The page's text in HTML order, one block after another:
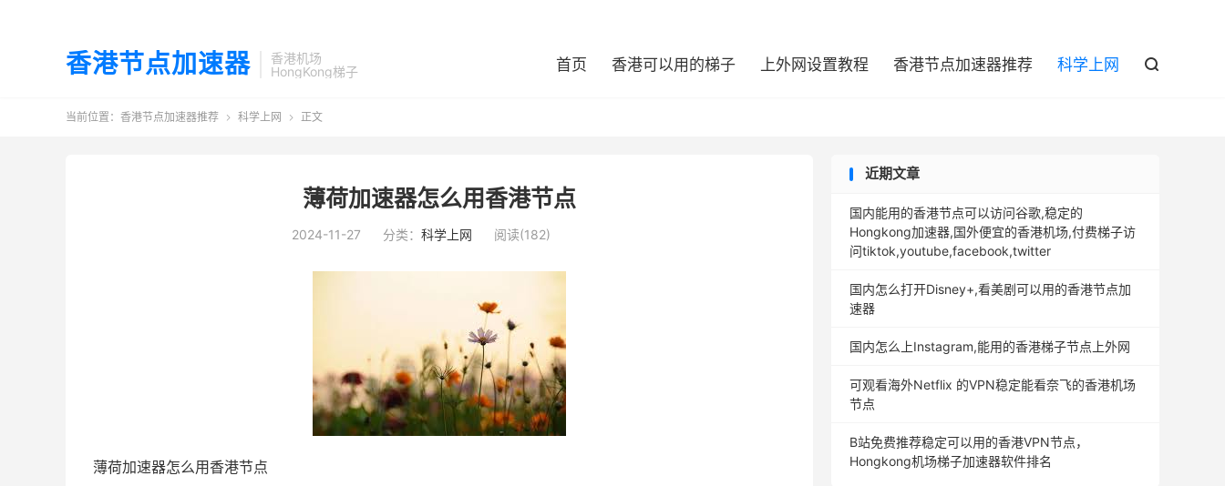
香港节点加速器
香港机场
HongKong梯子
首页 香港可以用的梯子 上外网设置教程 香港节点加速器推荐 科学上网 
当前位置： 香港节点加速器推荐  科学上网  正文
薄荷加速器怎么用香港节点
2024-11-27 分类： 科学上网 阅读(182)
薄荷加速器怎么用香港节点
近期文章
国内能用的香港节点可以访问谷歌,稳定的
Hongkong加速器,国外便宜的香港机场,付费梯子访
问tiktok,youtube,facebook,twitter
国内怎么打开Disney+,看美剧可以用的香港节点加
速器
国内怎么上Instagram,能用的香港梯子节点上外网
可观看海外Netflix 的VPN稳定能看奈飞的香港机场
节点
B站免费推荐稳定可以用的香港VPN节点，
Hongkong机场梯子加速器软件排名